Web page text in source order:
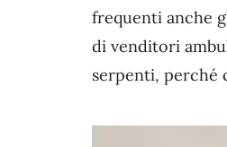
frequenti anche
di venditori
serpenti, perché